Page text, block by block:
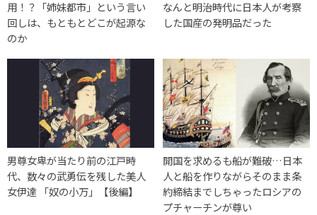
用！？「姉妹都市」という言い
回しは、もともとどこが起源な
のか
なんと明治時代に日本人が考察
した国産の発明品だった
男尊女卑が当たり前の江戸時
代、数々の武勇伝を残した美人
女伊達 「奴の小万」【後編】
開国を求めるも船が難破…日本
人と船を作りながらそのまま条
約締結までしちゃったロシアの
プチャーチンが尊い